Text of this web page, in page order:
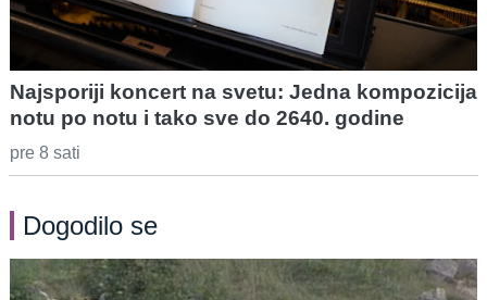
Najsporiji koncert na svetu: Jedna kompozicija
notu po notu i tako sve do 2640. godine
pre 8 sati
Dogodilo se